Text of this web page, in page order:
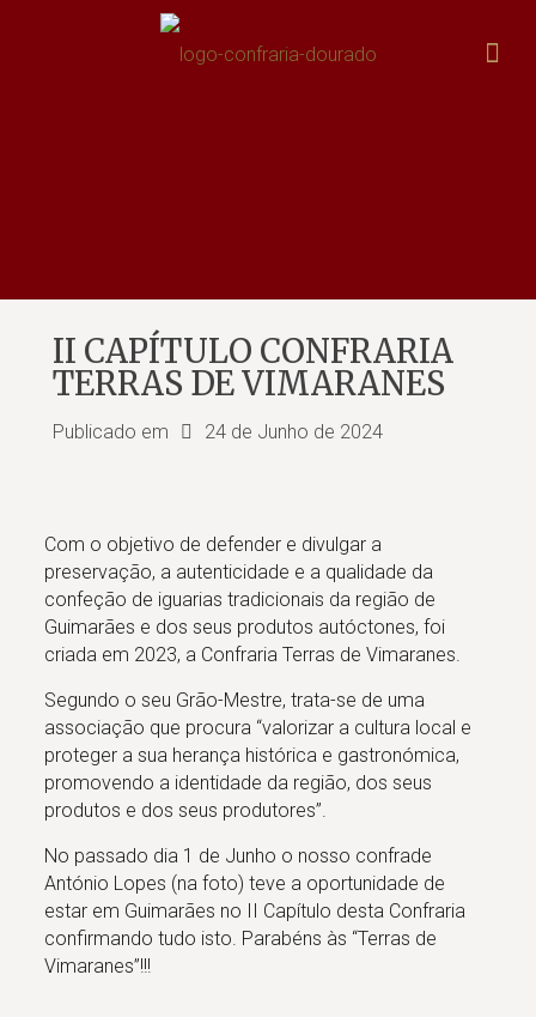
II CAPÍTULO CONFRARIA
TERRAS DE VIMARANES
Publicado em 24 de Junho de 2024
Com o objetivo de defender e divulgar a
preservação, a autenticidade e a qualidade da
confeção de iguarias tradicionais da região de
Guimarães e dos seus produtos autóctones, foi
criada em 2023, a Confraria Terras de Vimaranes.
Segundo o seu Grão-Mestre, trata-se de uma
associação que procura “valorizar a cultura local e
proteger a sua herança histórica e gastronómica,
promovendo a identidade da região, dos seus
produtos e dos seus produtores”.
No passado dia 1 de Junho o nosso confrade
António Lopes (na foto) teve a oportunidade de
estar em Guimarães no II Capítulo desta Confraria
confirmando tudo isto. Parabéns às “Terras de
Vimaranes”!!!